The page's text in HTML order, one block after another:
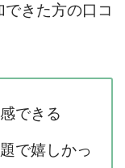
きた方の口コ
できる
で嬉しかっ